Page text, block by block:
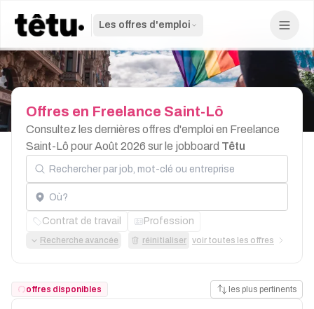
Les offres d'emploi
Offres en Freelance Saint-Lô
Consultez les dernières offres d'emploi en Freelance
Saint-Lô pour Août 2026 sur le jobboard Têtu
Rechercher par job, mot-clé ou entreprise
Localisation
Contrat de travail Profession
Recherche avancée réinitialiser voir toutes les offres
offres disponibles les plus pertinents